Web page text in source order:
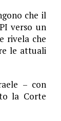
che il
verso un
rivela che
le attuali
– con
la Corte